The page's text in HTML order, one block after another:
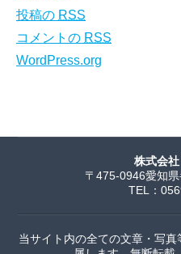
投稿の RSS
コメントの RSS
WordPress.org
株式会
〒475-0946愛知
TEL：
当サイト内の全ての文章・写